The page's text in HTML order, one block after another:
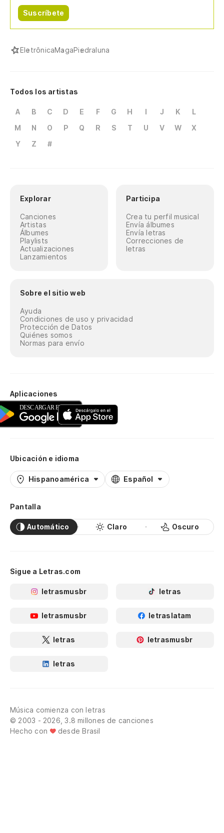
Suscríbete
EletrônicaMagaPiedraluna
Todos los artistas
A B C D E F G H I J K
L
M
N O P Q R S T U V W
X
Y
Z #
Explorar
Canciones
Artistas
Álbumes
Playlists
Actualizaciones
Lanzamientos
Participa
Crea tu perfil musical
Envía álbumes
Envía letras
Correcciones de
letras
Sobre el sitio web
Ayuda
Condiciones de uso y privacidad
Protección de Datos
Quiénes somos
Normas para envío
Aplicaciones
Ubicación e idioma
Hispanoamérica Español
Pantalla
Automático Claro Oscuro
Sigue a Letras.com
letrasmusbr letras
letrasmusbr letraslatam
letras letrasmusbr
letras
Música comienza con letras
© 2003 - 2026, 3.8 millones de canciones
Hecho con
desde Brasil